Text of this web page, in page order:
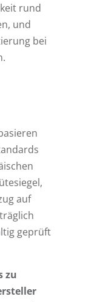
rund
und
bei
auf
geprüft
zu